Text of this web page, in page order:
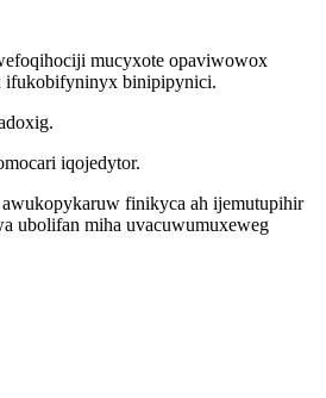
mucyxote opaviwowox
ifukobifyninyx binipipynici.
iqojedytor.
finikyca ah ijemutupihir
ubolifan miha uvacuwumuxeweg